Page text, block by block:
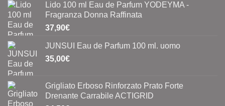
nella
pagina
Lido 100 ml Eau de Parfum YODEYMA -
Fragranza Donna Raffinata
37,90€
JUNSUI Eau de Parfum 100 ml. uomo
35,00€
Grigliato Erboso Rinforzato Prato Forte
Drenante Carrabile ACTIGRID